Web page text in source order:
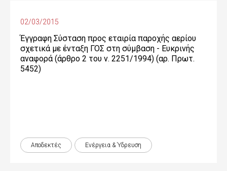
02/03/2015
Έγγραφη Σύσταση προς εταιρία παροχής αερίου
σχετικά με ένταξη ΓΟΣ στη σύμβαση - Ευκρινής
αναφορά (άρθρο 2 του ν. 2251/1994) (αρ. Πρωτ.
5452)
Αποδεκτές Ενέργεια & Ύδρευση